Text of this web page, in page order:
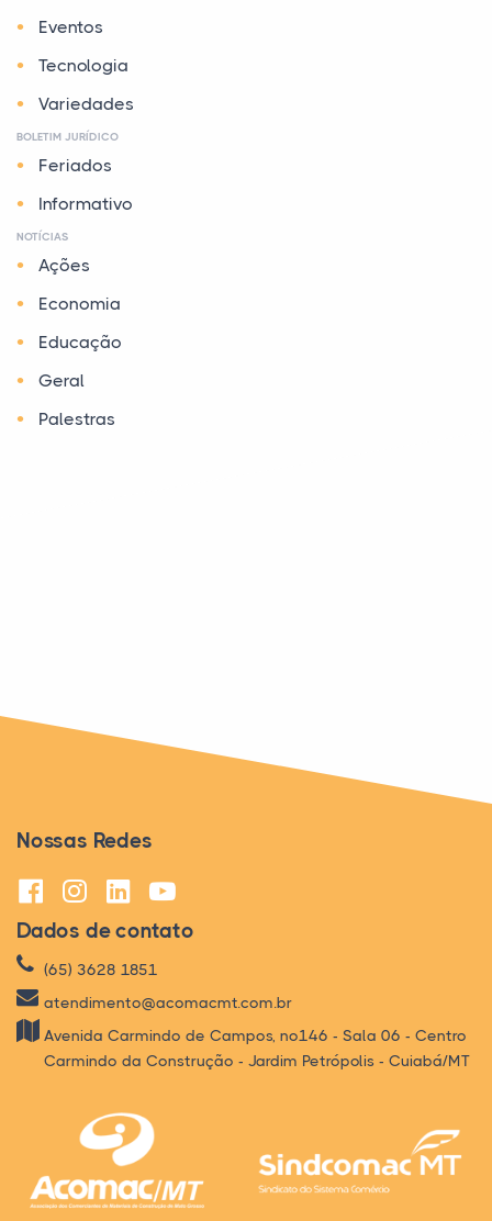
Eventos
Tecnologia
Variedades
BOLETIM JURÍDICO
Feriados
Informativo
NOTÍCIAS
Ações
Economia
Educação
Geral
Palestras
Nossas Redes
Dados de contato
(65) 3628 1851
atendimento@acomacmt.com.br
Avenida Carmindo de Campos, nº146 - Sala 06 - Centro
Carmindo da Construção - Jardim Petrópolis - Cuiabá/MT